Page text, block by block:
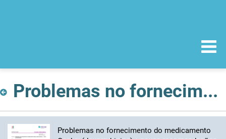
Problemas no fornecimento do medicamento Caelyx (doxorrubicina) ¿ novas recomendações
Problemas no fornecimento do medicamento